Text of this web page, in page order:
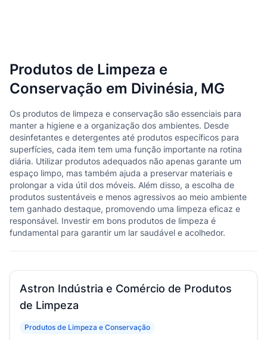
Produtos de Limpeza e
Conservação em Divinésia, MG
Os produtos de limpeza e conservação são essenciais para
manter a higiene e a organização dos ambientes. Desde
desinfetantes e detergentes até produtos específicos para
superfícies, cada item tem uma função importante na rotina
diária. Utilizar produtos adequados não apenas garante um
espaço limpo, mas também ajuda a preservar materiais e
prolongar a vida útil dos móveis. Além disso, a escolha de
produtos sustentáveis e menos agressivos ao meio ambiente
tem ganhado destaque, promovendo uma limpeza eficaz e
responsável. Investir em bons produtos de limpeza é
fundamental para garantir um lar saudável e acolhedor.
Astron Indústria e Comércio de Produtos
de Limpeza
Produtos de Limpeza e Conservação